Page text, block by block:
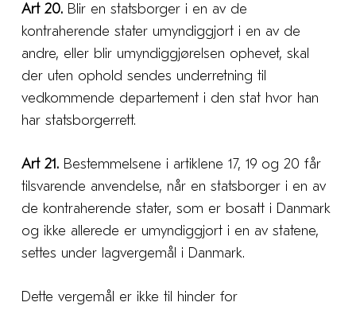
Art 20.Blir en statsborger i en av de
kontraherende stater umyndiggjort i en av de
andre, eller blir umyndiggjørelsen ophevet, skal
der uten ophold sendes underretning til
vedkommende departement i den stat hvor han
har statsborgerrett.
Art 21.Bestemmelsene i artiklene 17, 19 og 20 får
tilsvarende anvendelse, når en statsborger i en av
de kontraherende stater, som er bosatt i Danmark
og ikke allerede er umyndiggjort i en av statene,
settes under lagvergemål i Danmark.
Dette vergemål er ikke til hinder for